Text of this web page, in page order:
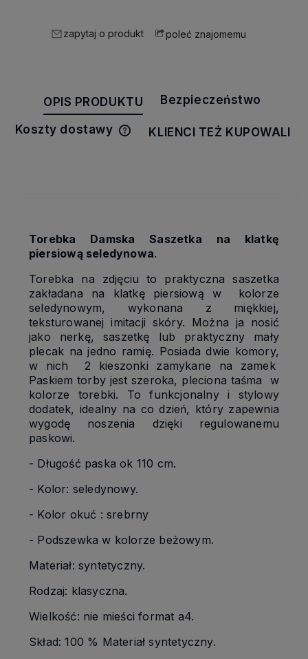
zapytaj o produkt poleć znajomemu
OPIS PRODUKTU Bezpieczeństwo
Koszty dostawy
Cena nie zawiera ewentualnych
KLIENCI TEŻ KUPOWALI
Torebka Damska Saszetka na klatkę
piersiową seledynowa.
Torebka na zdjęciu to praktyczna saszetka
zakładana na klatkę piersiową w kolorze
seledynowym, wykonana z miękkiej,
teksturowanej imitacji skóry. Można ja nosić
jako nerkę, saszetkę lub praktyczny mały
plecak na jedno ramię. Posiada dwie komory,
w nich 2 kieszonki zamykane na zamek
Paskiem torby jest szeroka, pleciona taśma w
kolorze torebki. To funkcjonalny i stylowy
dodatek, idealny na co dzień, który zapewnia
wygodę noszenia dzięki regulowanemu
paskowi.
- Długość paska ok 110 cm.
- Kolor: seledynowy.
- Kolor okuć : srebrny
- Podszewka w kolorze beżowym.
Materiał: syntetyczny.
Rodzaj: klasyczna.
Wielkość: nie mieści format a4.
Skład: 100 % Materiał syntetyczny.